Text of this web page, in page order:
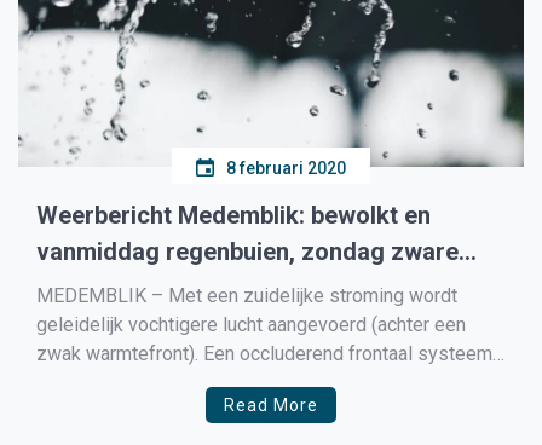
8 februari 2020
Weerbericht Medemblik: bewolkt en
vanmiddag regenbuien, zondag zware
storm
MEDEMBLIK – Met een zuidelijke stroming wordt
geleidelijk vochtigere lucht aangevoerd (achter een
zwak warmtefront). Een occluderend frontaal systeem
loopt in op een golvend zwak koufront boven de
Noordzee. In de loop van de ochtend bereiken de op
Read More